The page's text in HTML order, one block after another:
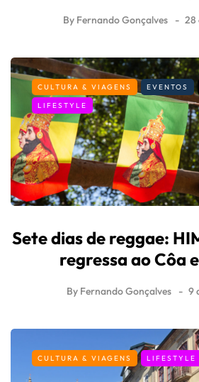
By Fernando Gonçalves 28
CULTURA & VIAGENS EVENTOS
LIFESTYLE
Sete dias de reggae:
regressa ao Côa
By Fernando Gonçalves 9
CULTURA & VIAGENS LIFESTYLE